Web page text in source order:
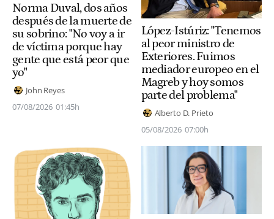
Norma Duval, dos años
después de la muerte de
su sobrino: "No voy a ir
de víctima porque hay
gente que está peor que
yo"
John Reyes
07/08/2026 01:45h
López-Istúriz: "Tenemos
al peor ministro de
Exteriores. Fuimos
mediador europeo en el
Magreb y hoy somos
parte del problema"
Alberto D. Prieto
05/08/2026 07:00h